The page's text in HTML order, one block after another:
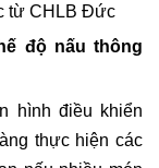
từ CHLB Đức
độ nấu thông
hình điều khiển
thực hiện các